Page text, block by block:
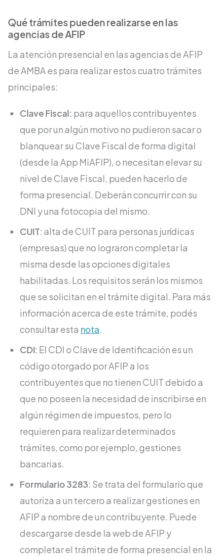
Qué trámites pueden realizarse en las
agencias de AFIP
La atención presencial en las agencias de AFIP
de AMBA es para realizar estos cuatro trámites
principales:
Clave Fiscal: para aquellos contribuyentes
que por un algún motivo no pudieron sacar o
blanquear su Clave Fiscal de forma digital
(desde la App MiAFIP), o necesitan elevar su
nivel de Clave Fiscal, pueden hacerlo de
forma presencial. Deberán concurrir con su
DNI y una fotocopia del mismo.
CUIT: alta de CUIT para personas jurídicas
(empresas) que no lograron completar la
misma desde las opciones digitales
habilitadas. Los requisitos serán los mismos
que se solicitan en el trámite digital. Para más
información acerca de este trámite, podés
consultar esta nota.
CDI: El CDI o Clave de Identificación es un
código otorgado por AFIP a los
contribuyentes que no tienen CUIT debido a
que no poseen la necesidad de inscribirse en
algún régimen de impuestos, pero lo
requieren para realizar determinados
trámites, como por ejemplo, gestiones
bancarias.
Formulario 3283: Se trata del formulario que
autoriza a un tercero a realizar gestiones en
AFIP a nombre de un contribuyente. Puede
descargarse desde la web de AFIP y
completar el trámite de forma presencial en la